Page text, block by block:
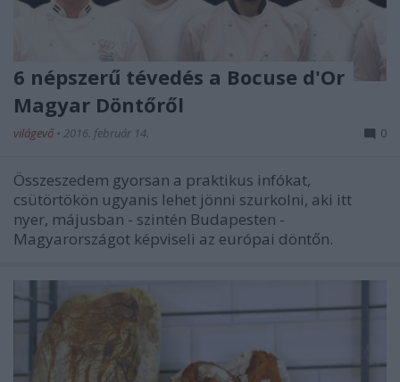
6 népszerű tévedés a Bocuse d'Or
Magyar Döntőről
világevő • 2016. február 14. 0
Összeszedem gyorsan a praktikus infókat,
csütörtökön ugyanis lehet jönni szurkolni, aki itt
nyer, májusban - szintén Budapesten -
Magyarországot képviseli az európai döntőn.